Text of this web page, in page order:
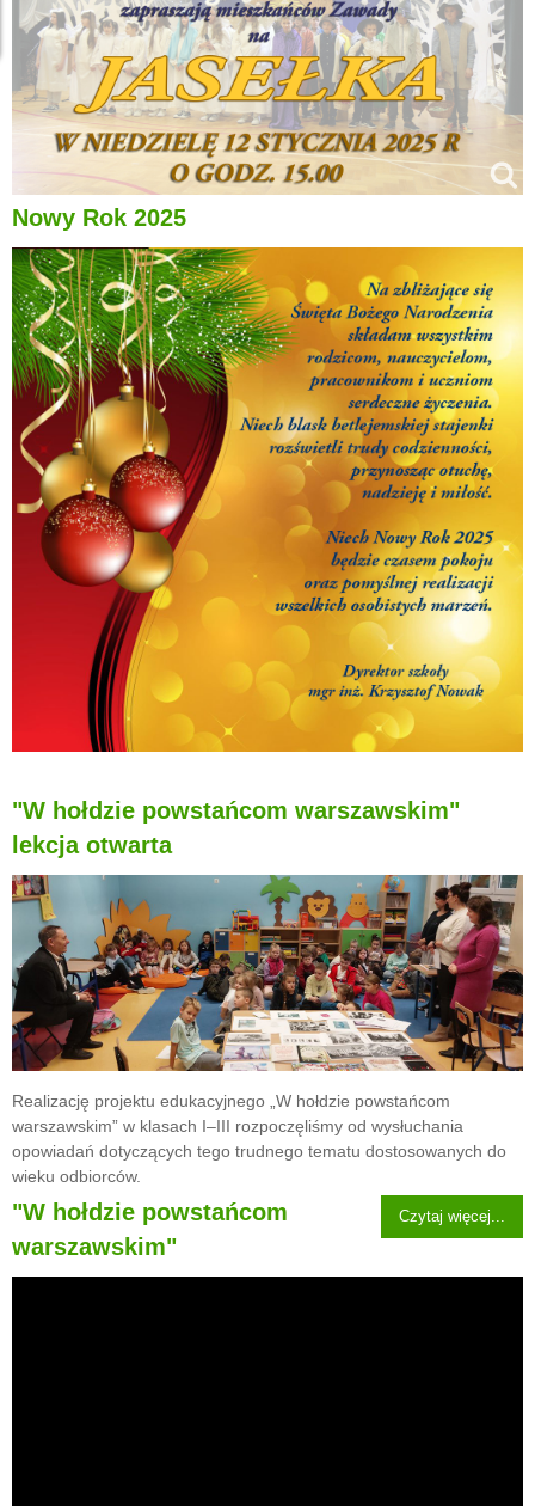
Nowy Rok 2025
"W hołdzie powstańcom warszawskim"
lekcja otwarta
Realizację projektu edukacyjnego „W hołdzie powstańcom
warszawskim” w klasach I–III rozpoczęliśmy od wysłuchania
opowiadań dotyczących tego trudnego tematu dostosowanych do
wieku odbiorców.
Czytaj więcej...
"W hołdzie powstańcom
warszawskim"